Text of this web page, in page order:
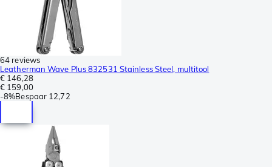
64 reviews
Leatherman Wave Plus 832531 Stainless Steel, multitool
€ 146,28
€ 159,00
-8%Bespaar 12,72